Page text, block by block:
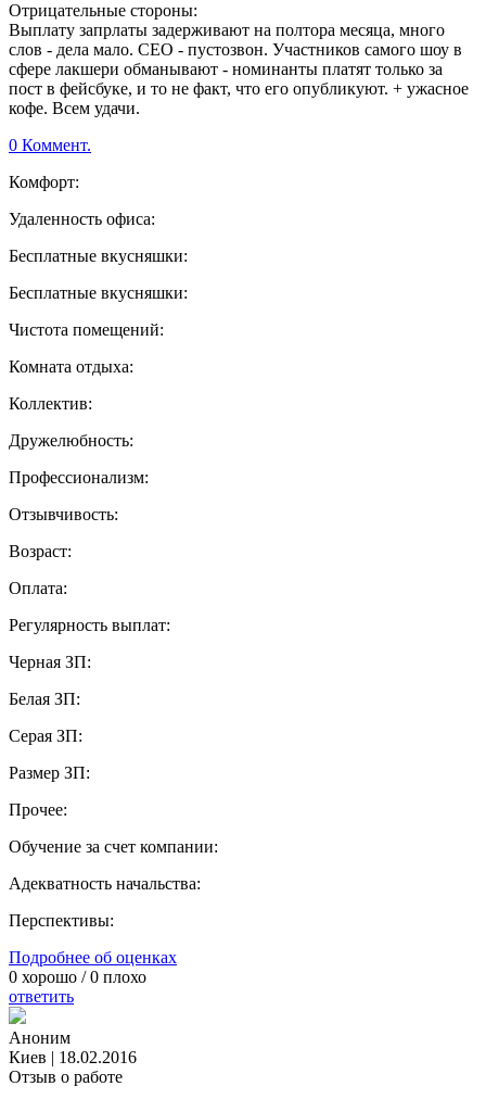
Отрицательные стороны:
Выплату запрлаты задерживают на полтора месяца, много
слов - дела мало. СЕО - пустозвон. Участников самого шоу в
сфере лакшери обманывают - номинанты платят только за
пост в фейсбуке, и то не факт, что его опубликуют. + ужасное
кофе. Всем удачи.
0 Коммент.
Комфорт:
Удаленность офиса:
Бесплатные вкусняшки:
Бесплатные вкусняшки:
Чистота помещений:
Комната отдыха:
Коллектив:
Дружелюбность:
Профессионализм:
Отзывчивость:
Возраст:
Оплата:
Регулярность выплат:
Черная ЗП:
Белая ЗП:
Серая ЗП:
Размер ЗП:
Прочее:
Обучение за счет компании:
Адекватность начальства:
Перспективы:
Подробнее об оценках
0 хорошо /0 плохо
ответить
Аноним
Киев | 18.02.2016
Отзыв о работе